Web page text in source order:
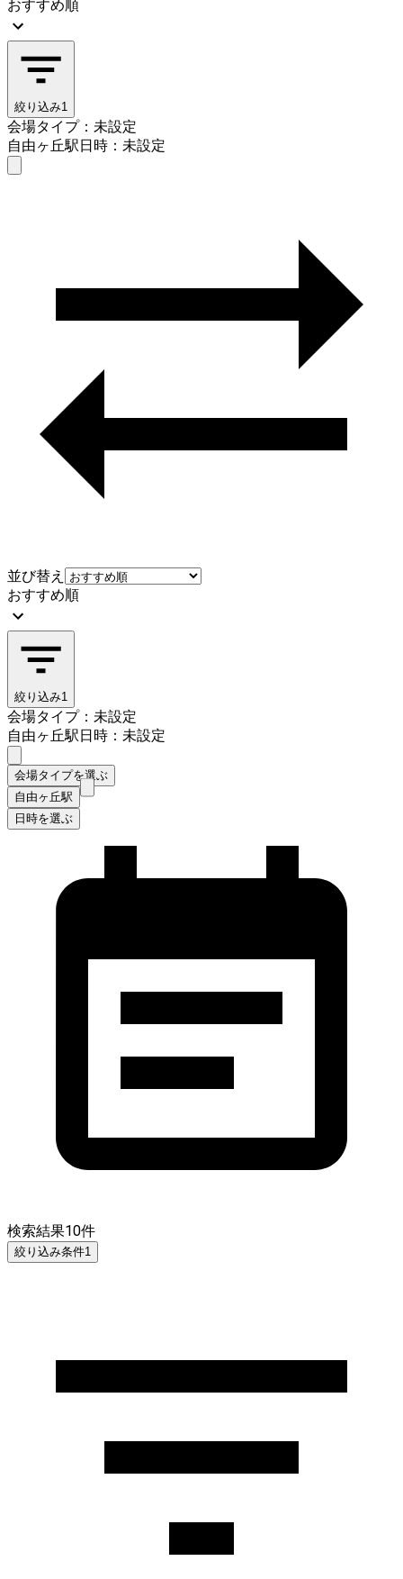
おすすめ順
絞り込み1
会場タイプ：未設定
自由ヶ丘駅日時：未設定
並び替え
おすすめ順
絞り込み1
会場タイプ：未設定
自由ヶ丘駅日時：未設定
会場タイプを選ぶ
自由ヶ丘駅
日時を選ぶ
検索結果10件
絞り込み条件1